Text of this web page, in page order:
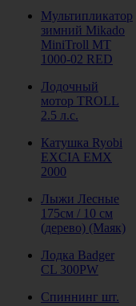
Мультипликатор
зимний Mikado
MiniTroll MT
1000-02 RED
Лодочный
мотор TROLL
2.5 л.с.
Катушка Ryobi
EXCIA EMX
2000
Лыжи Лесные
175см / 10 см
(дерево) (Маяк)
Лодка Badger
CL 300PW
Спиннинг шт.